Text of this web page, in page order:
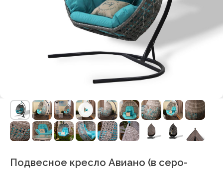
Подвесное кресло Авиано (в серо-